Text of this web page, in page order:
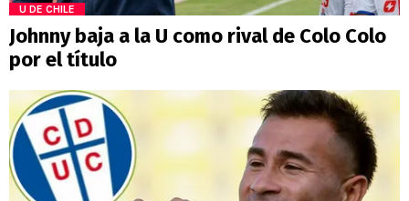
U DE CHILE
Johnny baja a la U como rival de Colo Colo
por el título